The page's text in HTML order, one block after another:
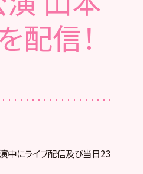
配信！
中にライブ配信及び当日23